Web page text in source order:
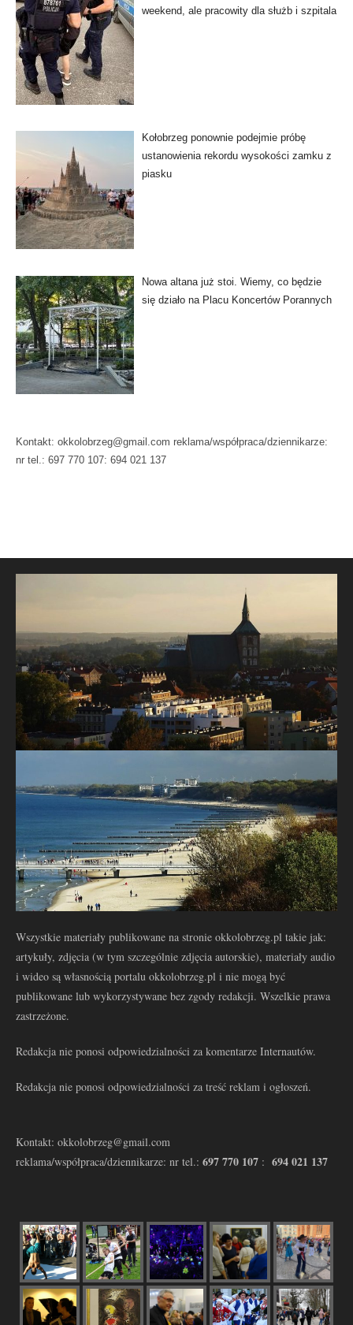
weekend, ale pracowity dla służb i szpitala
Kołobrzeg ponownie podejmie próbę
ustanowienia rekordu wysokości zamku z
piasku
Nowa altana już stoi. Wiemy, co będzie
się działo na Placu Koncertów Porannych
Kontakt: okkolobrzeg@gmail.com reklama/współpraca/dziennikarze:
nr tel.: 697 770 107: 694 021 137
Wszystkie materiały publikowane na stronie okkolobrzeg.pl takie jak:
artykuły, zdjęcia (w tym szczególnie zdjęcia autorskie), materiały audio
i wideo są własnością portalu okkolobrzeg.pl i nie mogą być
publikowane lub wykorzystywane bez zgody redakcji. Wszelkie prawa
zastrzeżone.
Redakcja nie ponosi odpowiedzialności za komentarze Internautów.
Redakcja nie ponosi odpowiedzialności za treść reklam i ogłoszeń.
Kontakt: okkolobrzeg@gmail.com
reklama/współpraca/dziennikarze: nr tel.: 697 770 107 : 694 021 137